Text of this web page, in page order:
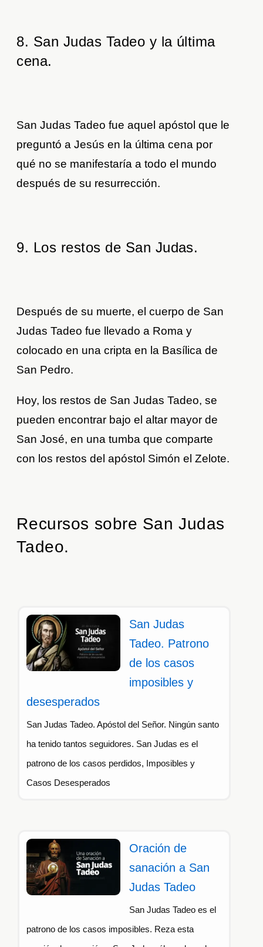
8. San Judas Tadeo y la última
cena.
San Judas Tadeo fue aquel apóstol que le
preguntó a Jesús en la última cena por
qué no se manifestaría a todo el mundo
después de su resurrección.
9. Los restos de San Judas.
Después de su muerte, el cuerpo de San
Judas Tadeo fue llevado a Roma y
colocado en una cripta en la Basílica de
San Pedro.
Hoy, los restos de San Judas Tadeo, se
pueden encontrar bajo el altar mayor de
San José, en una tumba que comparte
con los restos del apóstol Simón el Zelote.
Recursos sobre San Judas
Tadeo.
San Judas
Tadeo. Patrono
de los casos
imposibles y
desesperados
San Judas Tadeo. Apóstol del Señor. Ningún santo
ha tenido tantos seguidores. San Judas es el
patrono de los casos perdidos, Imposibles y
Casos Desesperados
Oración de
sanación a San
Judas Tadeo
San Judas Tadeo es el
patrono de los casos imposibles. Reza esta